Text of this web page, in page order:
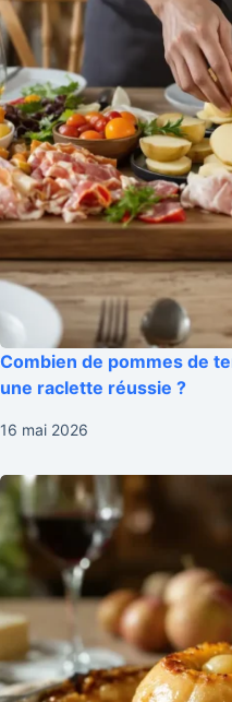
Combien de pommes de
une raclette réussie ?
16 mai 2026